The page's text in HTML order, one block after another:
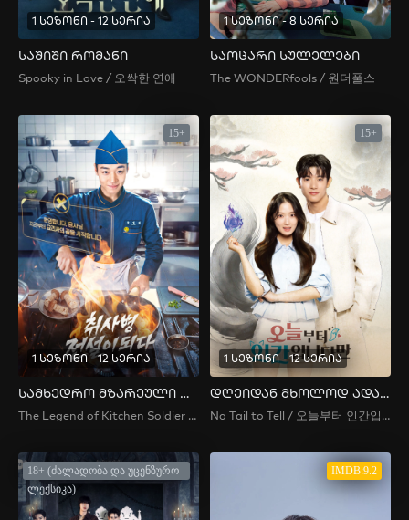
1 სეზონი - 12 სერია
საშიში რომანი
Spooky in Love / 오싹한 연애
1 სეზონი - 8 სერია
საოცარი სულელები
The WONDERfools / 원더풀스
15+
1 სეზონი - 12 სერია
სამხედრო მზარეული ლეგენდად იქცა
The Legend of Kitchen Soldier / 취사병 전설이 되다
15+
1 სეზონი - 12 სერია
დღეიდან მხოლოდ ადამიანი ვარ
No Tail to Tell / 오늘부터 인간입니다만
18+ (ძალადობა და უცენზურო
ლექსიკა)
IMDB:9.2